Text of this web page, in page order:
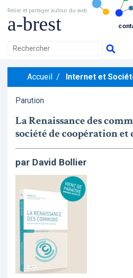
Relier et partager autour du web
a-brest
Accueil / Internet et
Parution
La Renaissance des
société de coopération et
par David Bollier